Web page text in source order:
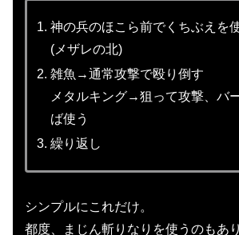
神の兵のほこら前でくちぶえを
(メザレの北)
雑魚→通常攻撃で殴り倒す
メタルキング→狙って攻撃、バ
ば使う
繰り返し
シンプルにこれだけ。
都度、まじん斬りなりを使うのもあ